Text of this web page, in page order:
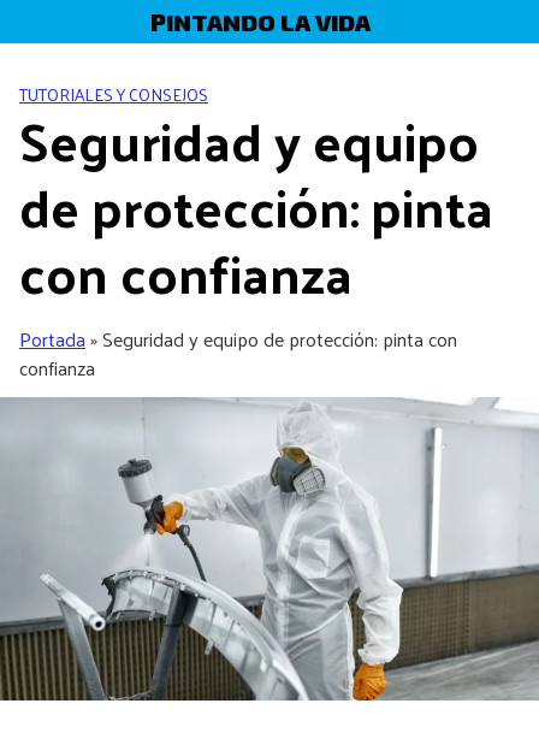
to
PINTANDO LA VIDA
TUTORIALES Y CONSEJOS
Seguridad y equipo
de protección: pinta
con confianza
Portada»Seguridad y equipo de protección: pinta con
confianza